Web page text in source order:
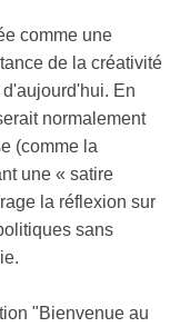
comme une
de la créativité
En
normalement
(comme la
une « satire
la réflexion sur
sans
"Bienvenue au